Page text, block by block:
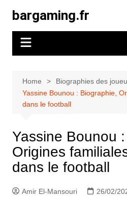
content
bargaming.fr
Home
Biographies des
Yassine Bounou : Biographie,
dans le football
Yassine Bounou
Origines
dans le football
Amir El-Mansouri 26/02/